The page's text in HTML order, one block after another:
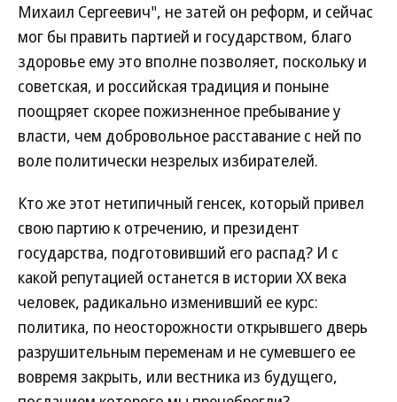
Михаил Сергеевич", не затей он реформ, и сейчас
мог бы править партией и государством, благо
здоровье ему это вполне позволяет, поскольку и
советская, и российская традиция и поныне
поощряет скорее пожизненное пребывание у
власти, чем добровольное расставание с ней по
воле политически незрелых избирателей.
Кто же этот нетипичный генсек, который привел
свою партию к отречению, и президент
государства, подготовивший его распад? И с
какой репутацией останется в истории XX века
человек, радикально изменивший ее курс:
политика, по неосторожности открывшего дверь
разрушительным переменам и не сумевшего ее
вовремя закрыть, или вестника из будущего,